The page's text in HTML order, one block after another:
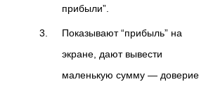
прибыли”.
Показывают “прибыль” на
экране, дают вывести
маленькую сумму — доверие